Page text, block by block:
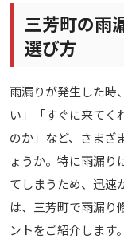
三芳町の雨
選び方
雨漏りが発生した時
い」「すぐに来てく
のか」など、さまざ
ょうか。特に雨漏り
てしまうため、迅速
は、三芳町で雨漏り
ントをご紹介します。